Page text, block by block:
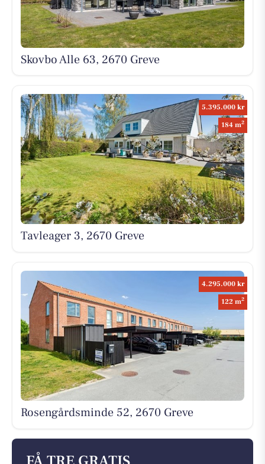
Skovbo Alle 63, 2670 Greve
5.395.000 kr
184 m2
Tavleager 3, 2670 Greve
4.295.000 kr
122 m2
Rosengårdsminde 52, 2670 Greve